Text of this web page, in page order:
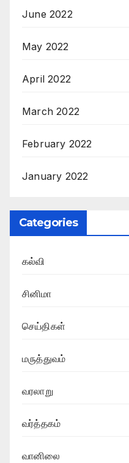
June 2022
May 2022
April 2022
March 2022
February 2022
January 2022
Categories
கல்வி
சினிமா
செய்திகள்
மருத்துவம்
வரலாறு
வர்த்தகம்
வானிலை